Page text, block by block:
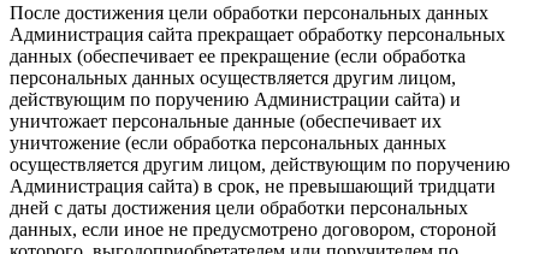
После достижения цели обработки персональных данных
Администрация сайта прекращает обработку персональных
данных (обеспечивает ее прекращение (если обработка
персональных данных осуществляется другим лицом,
действующим по поручению Администрации сайта) и
уничтожает персональные данные (обеспечивает их
уничтожение (если обработка персональных данных
осуществляется другим лицом, действующим по поручению
Администрация сайта) в срок, не превышающий тридцати
дней с даты достижения цели обработки персональных
данных, если иное не предусмотрено договором, стороной